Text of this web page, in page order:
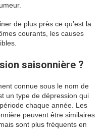
de plus près ce qu’est la
courants, les causes
saisonnière ?
connue sous le nom de
un type de dépression qui
chaque année. Les
peuvent être similaires
sont plus fréquents en